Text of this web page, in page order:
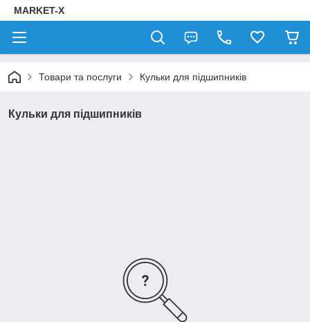
MARKET-X
Товари та послуги Кульки для підшипників
Кульки для підшипників